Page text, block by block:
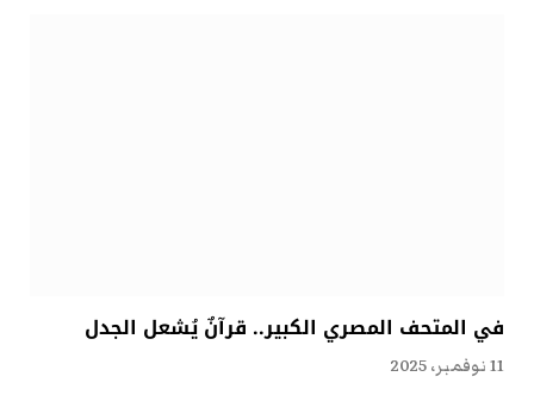
في المتحف المصري الكبير.. قرآنٌ يُشعل الجدل
11 نوفمبر، 2025